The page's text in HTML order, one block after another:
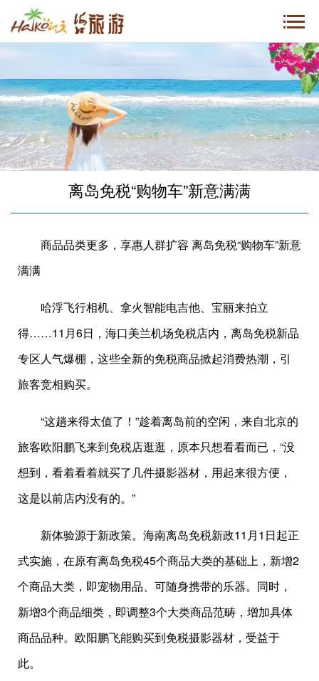
离岛免税“购物车”新意满满
商品品类更多，享惠人群扩容 离岛免税“购物车”新意
满满
哈浮飞行相机、拿火智能电吉他、宝丽来拍立
得……11月6日，海口美兰机场免税店内，离岛免税新品
专区人气爆棚，这些全新的免税商品掀起消费热潮，引
旅客竞相购买。
“这趟来得太值了！”趁着离岛前的空闲，来自北京的
旅客欧阳鹏飞来到免税店逛逛，原本只想看看而已，“没
想到，看着看着就买了几件摄影器材，用起来很方便，
这是以前店内没有的。”
新体验源于新政策。海南离岛免税新政11月1日起正
式实施，在原有离岛免税45个商品大类的基础上，新增2
个商品大类，即宠物用品、可随身携带的乐器。同时，
新增3个商品细类，即调整3个大类商品范畴，增加具体
商品品种。欧阳鹏飞能购买到免税摄影器材，受益于
此。